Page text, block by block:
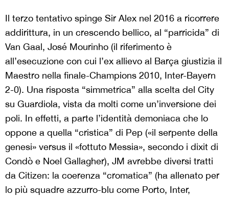
Il terzo tentativo spinge Sir Alex nel 2016 a ricorrere
addirittura, in un crescendo bellico, al “parricida” di
Van Gaal, José Mourinho (il riferimento è
all’esecuzione con cui l’ex allievo al Barça giustizia il
Maestro nella finale-Champions 2010, Inter-Bayern
2-0). Una risposta “simmetrica” alla scelta del City
su Guardiola, vista da molti come un’inversione dei
poli. In effetti, a parte l’identità demoniaca che lo
oppone a quella “cristica” di Pep («il serpente della
genesi» versus il «fottuto Messia», secondo i dixit di
Condò e Noel Gallagher), JM avrebbe diversi tratti
da Citizen: la coerenza “cromatica” (ha allenato per
lo più squadre azzurro-blu come Porto, Inter,